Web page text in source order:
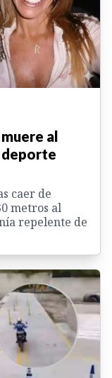
al
deporte
caer de
metros al
repelente de